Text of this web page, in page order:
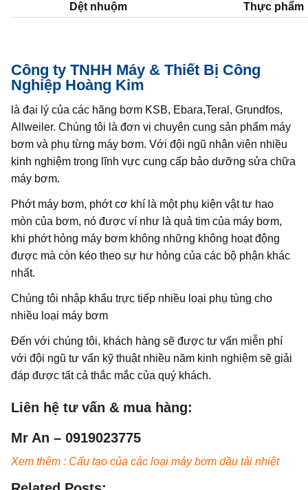
Dệt nhuộm Thực phẩm
Công ty TNHH Máy & Thiết Bị Công
Nghiệp Hoàng Kim
là đại lý của các hãng bơm KSB, Ebara,Teral, Grundfos,
Allweiler. Chúng tôi là đơn vị chuyên cung sản phẩm máy
bơm và phụ từng máy bơm. Với đội ngũ nhân viên nhiều
kinh nghiệm trong lĩnh vực cung cấp bảo dưỡng sửa chữa
máy bơm.
Phớt máy bơm, phớt cơ khí là một phụ kiện vật tư hao
mòn của bơm, nó được ví như là quả tim của máy bơm,
khi phớt hỏng máy bơm không những không hoạt động
được mà còn kéo theo sự hư hỏng của các bộ phận khác
nhất.
Chúng tôi nhập khẩu trực tiếp nhiều loại phụ tùng cho
nhiều loại máy bơm
Đến với chúng tôi, khách hàng sẽ được tư vấn miễn phí
với đội ngũ tư vấn kỹ thuật nhiều năm kinh nghiệm sẽ giải
đáp được tất cả thắc mắc của quý khách.
Liên hệ tư vấn & mua hàng:
Mr An – 0919023775
Xem thêm : Cấu tạo của các loại máy bơm dầu tải nhiệt